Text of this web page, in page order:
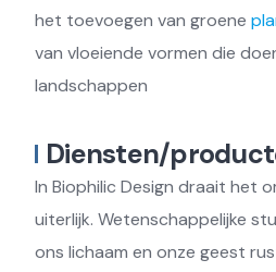
het toevoegen van groene
van vloeiende vormen die
landschappen
Diensten/
In Biophilic Design draait het
uiterlijk. Wetenschappelijke
ons lichaam en onze geest